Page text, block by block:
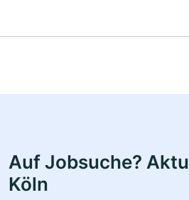
Auf Jobsuche?
Köln